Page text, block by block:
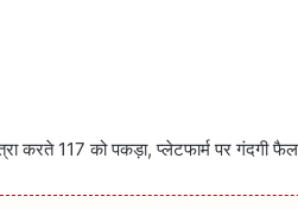
करते 117 को पकड़ा, प्लेटफार्म पर गंदगी